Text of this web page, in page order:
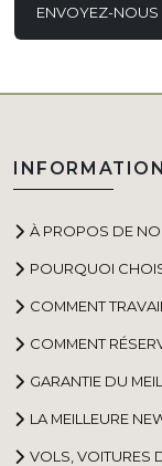
ENVOYEZ-NOUS
À PROPOS DE
POURQUOI
COMMENT
COMMENT
GARANTIE DU
LA MEILLEURE
VOLS, VOITURES